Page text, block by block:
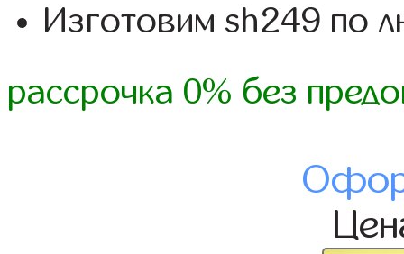
Изготовим sh249 по
рассрочка 0% без